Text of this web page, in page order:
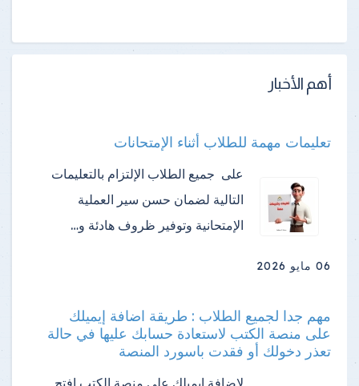
أهم الأخبار
تعليمات مهمة للطلاب أثناء الإمتحانات
على جميع الطلاب الإلتزام بالتعليمات
التالية لضمان حسن سير العملية
الإمتحانية وتوفير ظروف هادئة و…
06 مايو 2026
مهم جدا لجميع الطلاب : طريقة اضافة إيميلك
على منصة الكتب لاستعادة حسابك عليها في حالة
تعذر دخولك أو فقدت باسورد المنصة
لإضافة إيميلك على منصة الكتب افتح